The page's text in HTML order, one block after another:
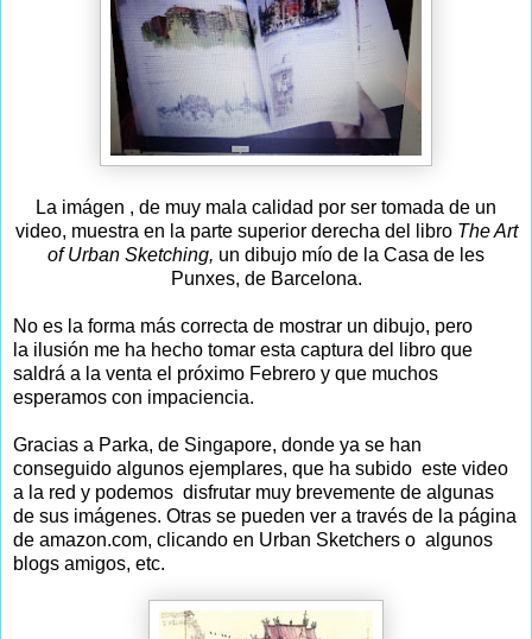
La imágen , de muy mala calidad por ser tomada de un
video, muestra en la parte superior derecha del libro The Art
of Urban Sketching, un dibujo mío de la Casa de les
Punxes, de Barcelona.
No es la forma más correcta de mostrar un dibujo, pero
la ilusión me ha hecho tomar esta captura del libro que
saldrá a la venta el próximo Febrero y que muchos
esperamos con impaciencia.
Gracias a Parka, de Singapore, donde ya se han
conseguido algunos ejemplares, que ha subido este video
a la red y podemos disfrutar muy brevemente de algunas
de sus imágenes. Otras se pueden ver a través de la página
de amazon.com, clicando en Urban Sketchers o algunos
blogs amigos, etc.